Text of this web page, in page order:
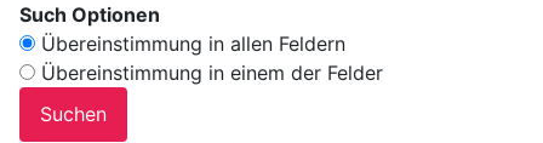
Such Optionen
Übereinstimmung in allen Feldern
Übereinstimmung in einem der Felder
Suchen